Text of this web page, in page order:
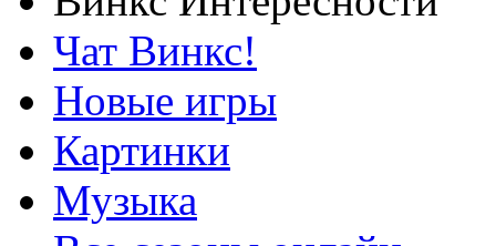
Чат Винкс!
Новые игры
Картинки
Музыка